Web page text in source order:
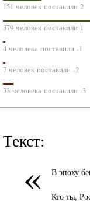
151 человек поставили 2
379 человек поставили 1
4 человека поставили -1
7 человек поставили -2
33 человека поставили -3
Текст:
« В эпоху
Кто ты,